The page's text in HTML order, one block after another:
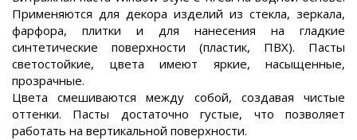
Применяются для декора изделий из стекла, зеркала,
фарфора, плитки и для нанесения на гладкие
синтетические поверхности (пластик, ПВХ). Пасты
светостойкие, цвета имеют яркие, насыщенные,
прозрачные.
Цвета смешиваются между собой, создавая чистые
оттенки. Пасты достаточно густые, что позволяет
работать на вертикальной поверхности.